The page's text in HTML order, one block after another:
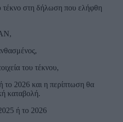
τέκνο στη δήλωση που ελήφθη
του τέκνου,
το 2026 και η περίπτωση θα
καταβολή.
ή το 2026